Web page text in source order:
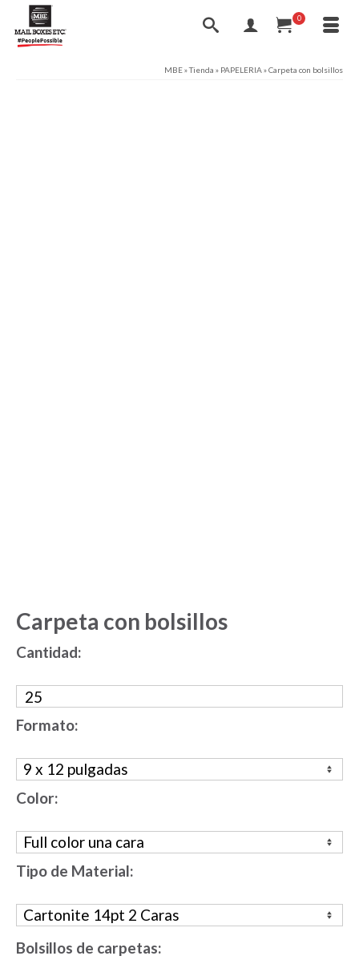
0
MBE»Tienda » PAPELERIA»Carpeta con bolsillos
Carpeta con bolsillos
Cantidad:
Formato:
Color:
Tipo de Material:
Bolsillos de carpetas: